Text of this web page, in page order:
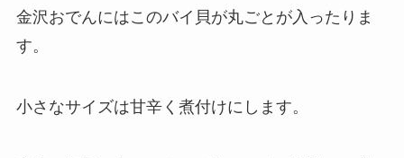
金沢おでんにはこのバイ貝が丸ごとが入ったりま
す。
小さなサイズは甘辛く煮付けにします。